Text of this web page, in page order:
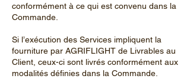
conformément à ce qui est convenu dans la
Commande.
Si l’exécution des Services impliquent la
fourniture par AGRIFLIGHT de Livrables au
Client, ceux-ci sont livrés conformément aux
modalités définies dans la Commande.